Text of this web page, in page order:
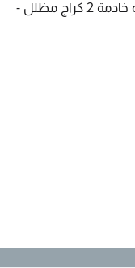
- صالة 4 غرف (2 منهم ماستر) مطبخ - غرفة خادمة 2 كراج مظلل -